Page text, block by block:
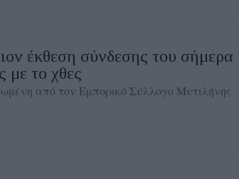
έκθεση σύνδεσης του σήμερα
με το χθες
από τον Εμπορικό Σύλλογο Μυτιλήνης